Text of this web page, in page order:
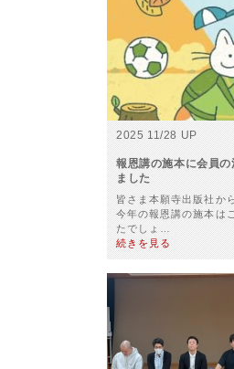
2025 11/28 UP
報恩講の施本に会員
ました
皆さま本願寺出版社か
今年の報恩講の施本は
たでしょ…
続きを見る